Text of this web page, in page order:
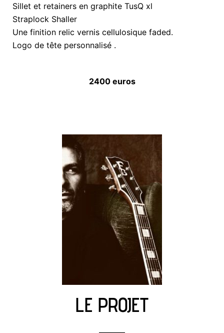
Sillet et retainers en graphite TusQ xl
Straplock Shaller
Une finition relic vernis cellulosique faded.
Logo de tête personnalisé .
2400 euros
LE PROJET